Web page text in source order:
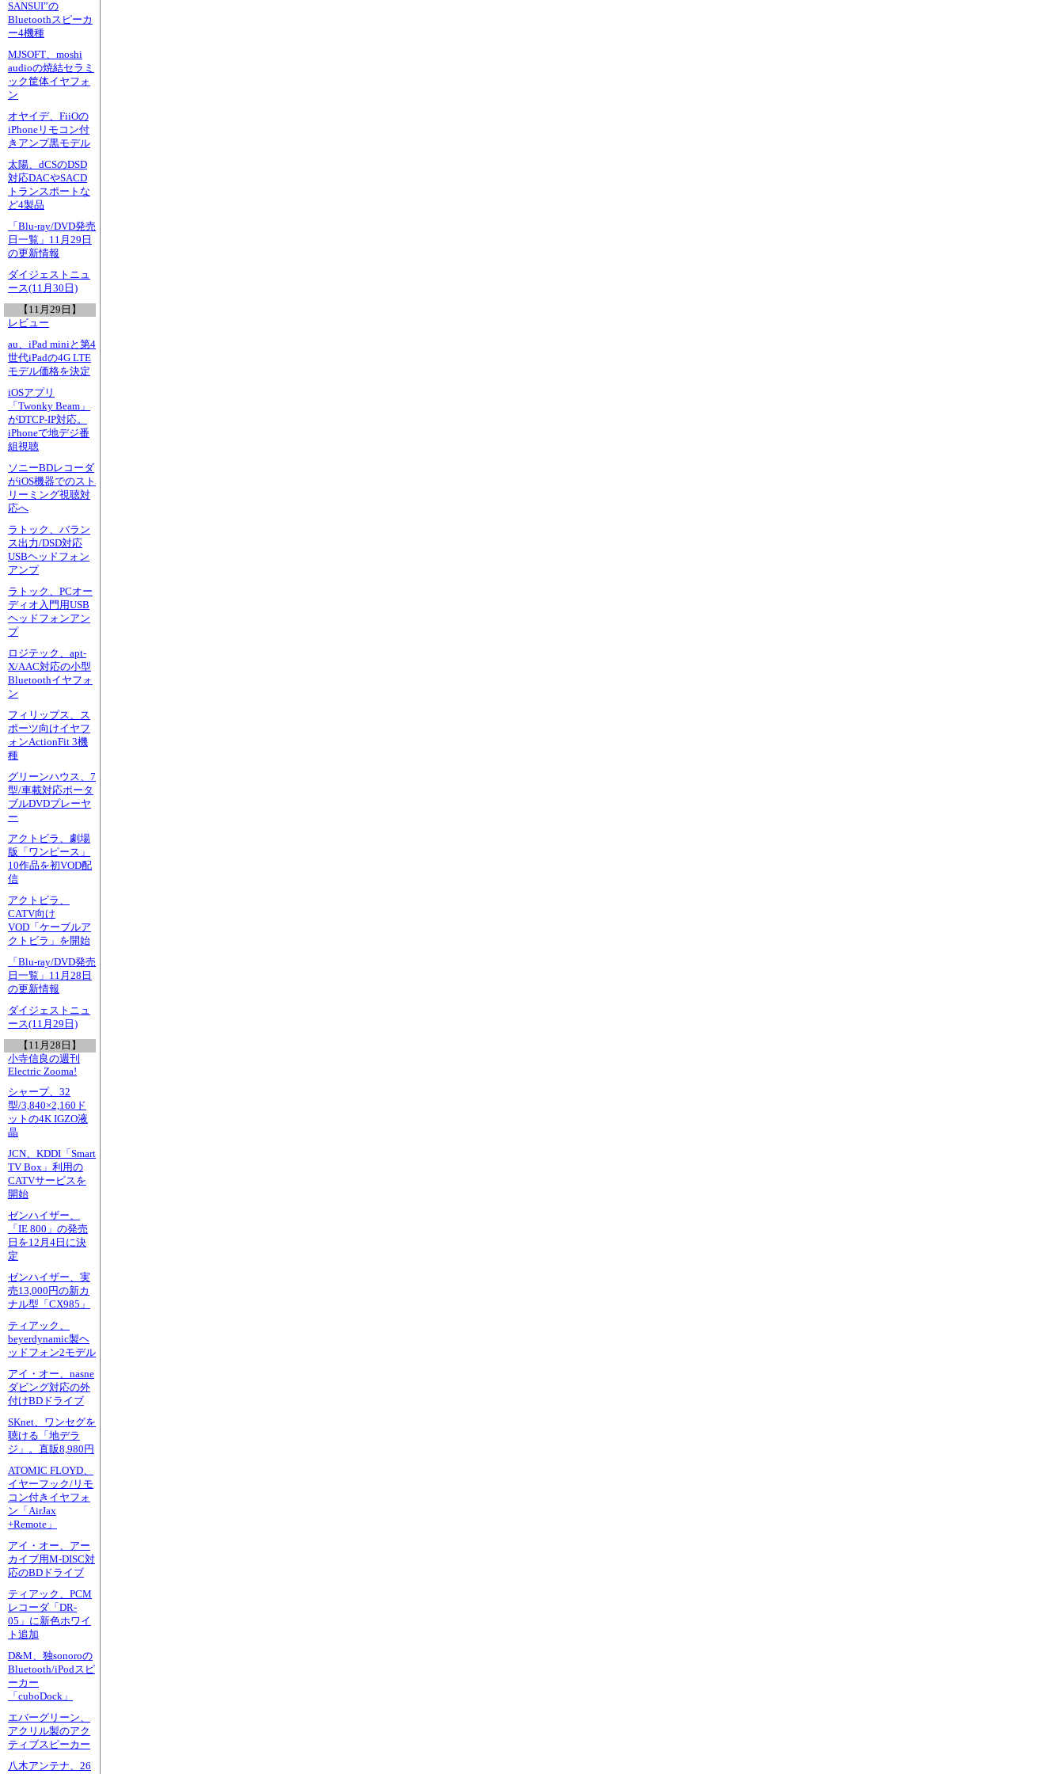
SANSUI”の
Bluetoothスピーカ
ー4機種
MJSOFT、moshi
audioの焼結セラミ
ック筐体イヤフォ
ン
オヤイデ、FiiOの
iPhoneリモコン付
きアンプ黒モデル
太陽、dCSのDSD
対応DACやSACD
トランスポートな
ど4製品
「Blu-ray/DVD発売
日一覧」11月29日
の更新情報
ダイジェストニュ
ース(11月30日)
【11月29日】
レビュー
au、iPad miniと第4
世代iPadの4G LTE
モデル価格を決定
iOSアプリ
「Twonky Beam」
がDTCP-IP対応。
iPhoneで地デジ番
組視聴
ソニーBDレコーダ
がiOS機器でのスト
リーミング視聴対
応へ
ラトック、バラン
ス出力/DSD対応
USBヘッドフォン
アンプ
ラトック、PCオー
ディオ入門用USB
ヘッドフォンアン
プ
ロジテック、apt-
X/AAC対応の小型
Bluetoothイヤフォ
ン
フィリップス、ス
ポーツ向けイヤフ
ォンActionFit 3機
種
グリーンハウス、7
型/車載対応ポータ
ブルDVDプレーヤ
ー
アクトビラ、劇場
版「ワンピース」
10作品を初VOD配
信
アクトビラ、
CATV向け
VOD「ケーブルア
クトビラ」を開始
「Blu-ray/DVD発売
日一覧」11月28日
の更新情報
ダイジェストニュ
ース(11月29日)
【11月28日】
小寺信良の週刊
Electric Zooma!
シャープ、32
型/3,840×2,160ド
ットの4K IGZO液
晶
JCN、KDDI「Smart
TV Box」利用の
CATVサービスを
開始
ゼンハイザー、
「IE 800」の発売
日を12月4日に決
定
ゼンハイザー、実
売13,000円の新カ
ナル型「CX985」
ティアック、
beyerdynamic製ヘ
ッドフォン2モデル
アイ・オー、nasne
ダビング対応の外
付けBDドライブ
SKnet、ワンセグを
聴ける「地デラ
ジ」。直販8,980円
ATOMIC FLOYD、
イヤーフック/リモ
コン付きイヤフォ
ン「AirJax
+Remote」
アイ・オー、アー
カイブ用M-DISC対
応のBDドライブ
ティアック、PCM
レコーダ「DR-
05」に新色ホワイ
ト追加
D&M、独sonoroの
Bluetooth/iPodスピ
ーカー
「cuboDock」
エバーグリーン、
アクリル製のアク
ティブスピーカー
八木アンテナ、26